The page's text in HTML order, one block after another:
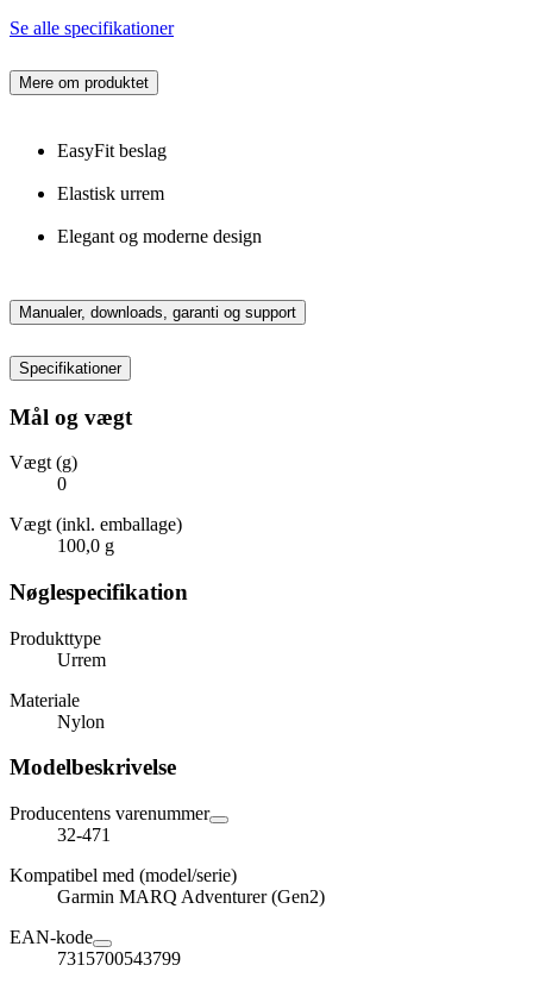
Se alle specifikationer
Mere om produktet
EasyFit beslag
Elastisk urrem
Elegant og moderne design
Manualer, downloads, garanti og support
Specifikationer
Mål og vægt
Vægt (g)
0
Vægt (inkl. emballage)
100,0 g
Nøglespecifikation
Produkttype
Urrem
Materiale
Nylon
Modelbeskrivelse
Producentens varenummer
32-471
Kompatibel med (model/serie)
Garmin MARQ Adventurer (Gen2)
EAN-kode
7315700543799